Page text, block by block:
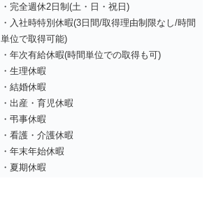
・完全週休2日制(土・日・祝日)
・入社時特別休暇(3日間/取得理由制限なし/時間
単位で取得可能)
・年次有給休暇(時間単位での取得も可)
・生理休暇
・結婚休暇
・出産・育児休暇
・弔事休暇
・看護・介護休暇
・年末年始休暇
・夏期休暇